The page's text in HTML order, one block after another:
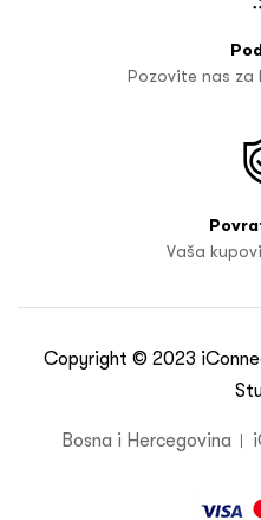
Pozovite nas
Vaša
Copyright © 2023
Bosna i Hercegovina